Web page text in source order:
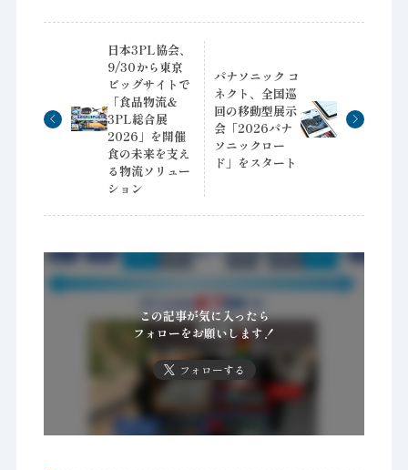
日本3PL協会、
9/30から東京
ビッグサイトで
「食品物流＆
3PL総合展
2026」を開催
食の未来を支え
る物流ソリュー
ション
パナソニック コ
ネクト、全国巡
回の移動型展示
会「2026パナ
ソニックロー
ド」をスタート
この記事が気に入ったら
フォローをお願いします！
フォローする